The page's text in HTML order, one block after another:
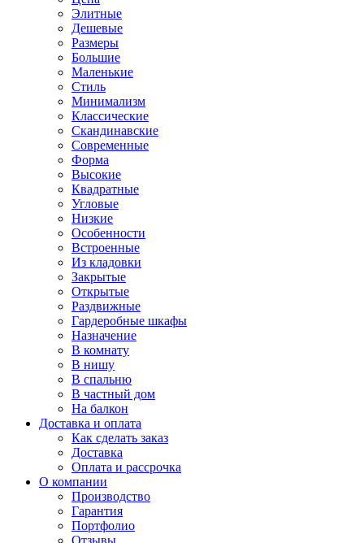
Элитные
Дешевые
Размеры
Большие
Маленькие
Стиль
Минимализм
Классические
Скандинавские
Современные
Форма
Высокие
Квадратные
Угловые
Низкие
Особенности
Встроенные
Из кладовки
Закрытые
Открытые
Раздвижные
Гардеробные шкафы
Назначение
В комнату
В нишу
В спальню
В частный дом
На балкон
Доставка и оплата
Как сделать заказ
Доставка
Оплата и рассрочка
О компании
Производство
Гарантия
Портфолио
Отзывы